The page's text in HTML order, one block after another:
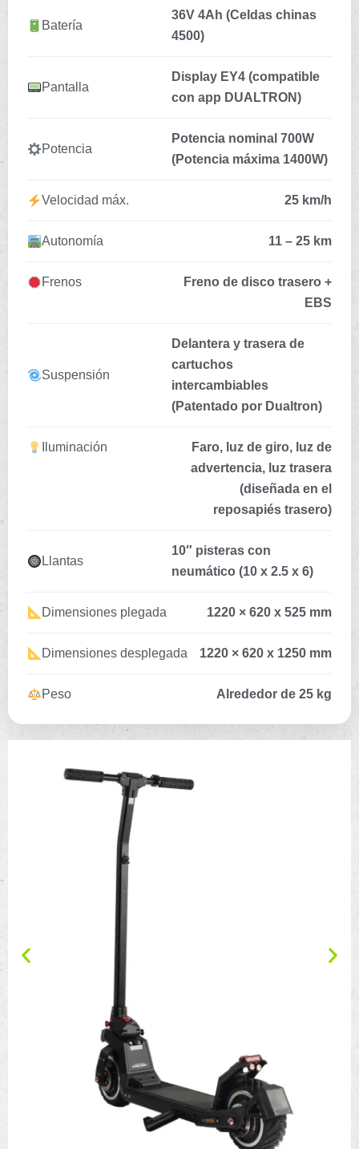
Batería
36V 4Ah (Celdas chinas
4500)
Pantalla
Display EY4 (compatible
con app DUALTRON)
Potencia
Potencia nominal 700W
(Potencia máxima 1400W)
Velocidad máx. 25 km/h
Autonomía 11 – 25 km
Frenos
Freno de disco trasero +
EBS
Suspensión
Delantera y trasera de
cartuchos
intercambiables
(Patentado por Dualtron)
Iluminación
Faro, luz de giro, luz de
advertencia, luz trasera
(diseñada en el
reposapiés trasero)
Llantas
10″ pisteras con
neumático (10 x 2.5 x 6)
Dimensiones plegada 1220 × 620 x 525 mm
Dimensiones desplegada 1220 × 620 x 1250 mm
Peso Alrededor de 25 kg